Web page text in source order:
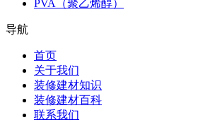
PVA（聚乙烯醇）
导航
首页
关于我们
装修建材知识
装修建材百科
联系我们